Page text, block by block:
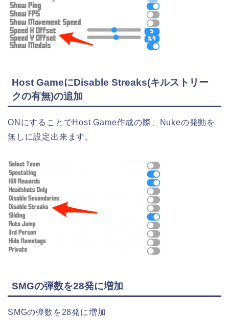
Host GameにDisable Streaks(キルストリー
クの有無)の追加
ONにすることでHost Game作成の際、Nukeの発動を
無しに設定出来ます。
SMGの弾数を28発に増加
SMGの弾数を28発に増加